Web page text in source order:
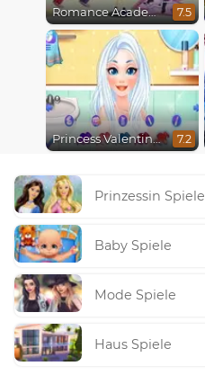
Romance Academy 7.5
Princess Valentine's Day Catfish 7.2
Prinzessin Spiele
Baby Spiele
Mode Spiele
Haus Spiele